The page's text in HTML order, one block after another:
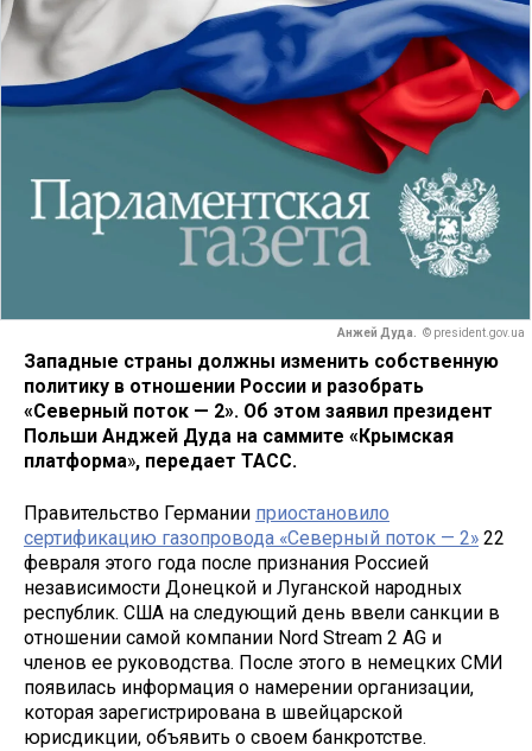
Анжей Дуда. © president.gov.ua
Западные страны должны изменить собственную
политику в отношении России и разобрать
«Северный поток — 2». Об этом заявил президент
Польши Анджей Дуда на саммите «Крымская
платформа», передает ТАСС.
Правительство Германии приостановило
сертификацию газопровода «Северный поток — 2» 22
февраля этого года после признания Россией
независимости Донецкой и Луганской народных
республик. США на следующий день ввели санкции в
отношении самой компании Nord Stream 2 AG и
членов ее руководства. После этого в немецких СМИ
появилась информация о намерении организации,
которая зарегистрирована в швейцарской
юрисдикции, объявить о своем банкротстве.